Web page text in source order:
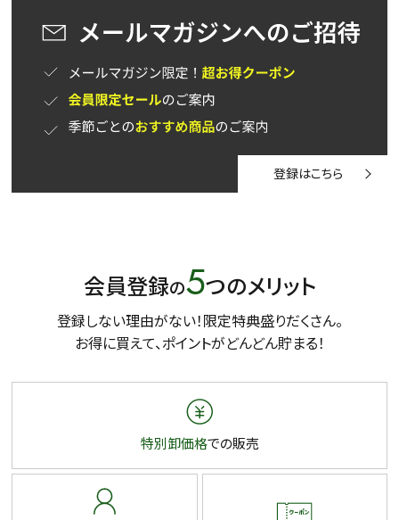
登録はこちら
会員登録の5つのメリット
登録しない理由がない！限定特典盛りだくさん。
お得に買えて、ポイントがどんどん貯まる！
特別卸価格での販売